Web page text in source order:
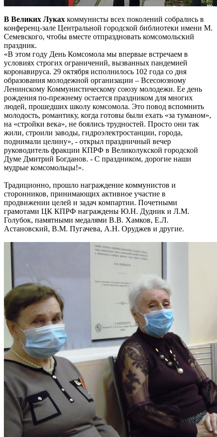
В Великих Луках коммунисты всех поколений собрались в
конференц-зале Центральной городской библиотеки имени М.
Семевского, чтобы вместе отпраздновать комсомольский
праздник.
«В этом году День Комсомола мы впервые встречаем в
условиях строгих ограничений, вызванных пандемией
коронавируса. 29 октября исполнилось 102 года со дня
образования молодежной организации – Всесоюзному
Ленинскому Коммунистическому союзу молодежи. Ее день
рождения по-прежнему остается праздником для многих
людей, прошедших школу комсомола. Это повод вспомнить
молодость, романтику, когда готовы были ехать «за туманом»,
на «стройки века», не боялись трудностей. Просто они так
жили, строили заводы, гидроэлектростанции, города,
поднимали целину», - открыл праздничный вечер
руководитель фракции КПРФ в Великолукской городской
Думе Дмитрий Богданов. - С праздником, дорогие наши
мудрые комсомольцы!».
Традиционно, прошло награждение коммунистов и
сторонников, принимающих активное участие в
продвижении целей и задач компартии. Почетными
грамотами ЦК КПРФ награждены Ю.Н. Дудник и Л.М.
Голубок, памятными медалями В.В. Хамков, Е.Л.
Астановский, В.М. Пугачева, А.Н. Оруджев и другие.